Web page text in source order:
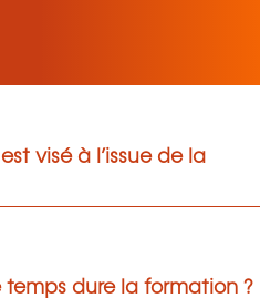
visé à l’issue de la
dure la formation ?